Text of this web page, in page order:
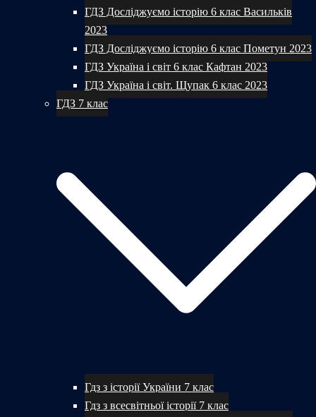
ГДЗ Досліджуємо історію 6 клас Васильків
2023
ГДЗ Досліджуємо історію 6 клас Пометун 2023
ГДЗ Україна і світ 6 клас Кафтан 2023
ГДЗ Україна і світ. Щупак 6 клас 2023
ГДЗ 7 клас
Гдз з історії України 7 клас
Гдз з всесвітньої історії 7 клас